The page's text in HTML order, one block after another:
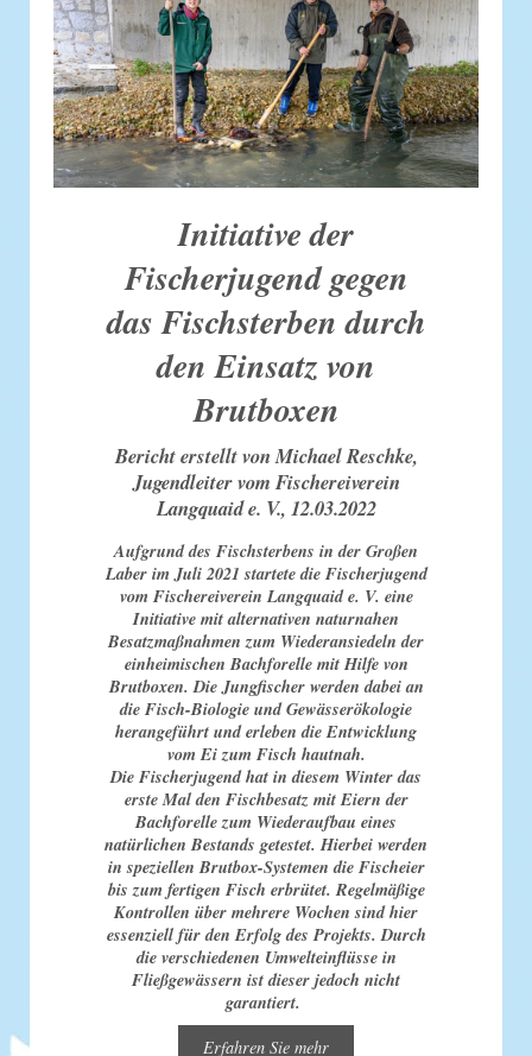
Initiative der
Fischerjugend gegen
das Fischsterben durch
den Einsatz von
Brutboxen
Bericht erstellt von Michael Reschke,
Jugendleiter vom Fischereiverein
Langquaid e. V., 12.03.2022
Aufgrund des Fischsterbens in der Großen
Laber im Juli 2021 startete die Fischerjugend
vom Fischereiverein Langquaid e. V. eine
Initiative mit alternativen naturnahen
Besatzmaßnahmen zum Wiederansiedeln der
einheimischen Bachforelle mit Hilfe von
Brutboxen. Die Jungfischer werden dabei an
die Fisch-Biologie und Gewässerökologie
herangeführt und erleben die Entwicklung
vom Ei zum Fisch hautnah.
Die Fischerjugend hat in diesem Winter das
erste Mal den Fischbesatz mit Eiern der
Bachforelle zum Wiederaufbau eines
natürlichen Bestands getestet. Hierbei werden
in speziellen Brutbox-Systemen die Fischeier
bis zum fertigen Fisch erbrütet. Regelmäßige
Kontrollen über mehrere Wochen sind hier
essenziell für den Erfolg des Projekts. Durch
die verschiedenen Umwelteinflüsse in
Fließgewässern ist dieser jedoch nicht
garantiert.
Erfahren Sie mehr